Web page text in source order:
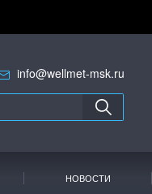
info@wellmet-msk.ru
НОВОСТИ